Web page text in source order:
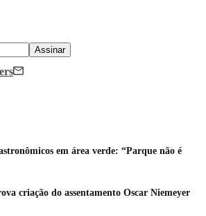
Assinar
em área verde: “Parque não é
criação do assentamento Oscar Niemeyer